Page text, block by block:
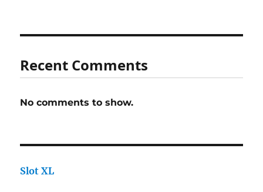
Recent Comments
No comments to show.
Slot XL